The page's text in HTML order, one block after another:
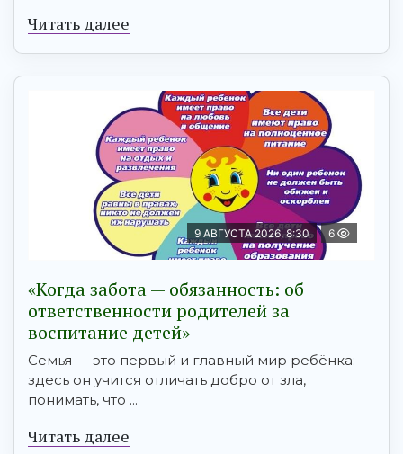
Читать далее
9 АВГУСТА 2026, 8:30 6
«Когда забота — обязанность: об
ответственности родителей за
воспитание детей»
Семья — это первый и главный мир ребёнка:
здесь он учится отличать добро от зла,
понимать, что ...
Читать далее